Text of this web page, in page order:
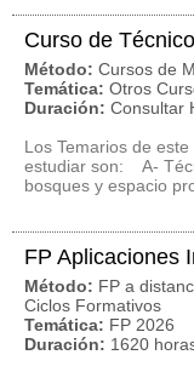
Curso de
Método: Cursos de
Temática: Otros
Duración: Consultar
Los Temarios de
estudiar son: A-
bosques y espacio
FP Aplicaciones
Método: FP a
Ciclos Formativos
Temática: FP 2026
Duración: 1620